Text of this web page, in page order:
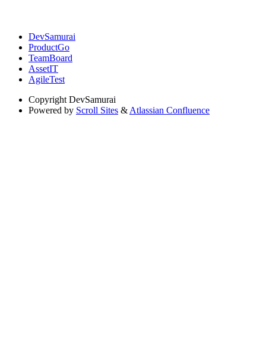
DevSamurai
ProductGo
TeamBoard
AssetIT
AgileTest
Copyright DevSamurai
Powered by Scroll Sites &Atlassian Confluence